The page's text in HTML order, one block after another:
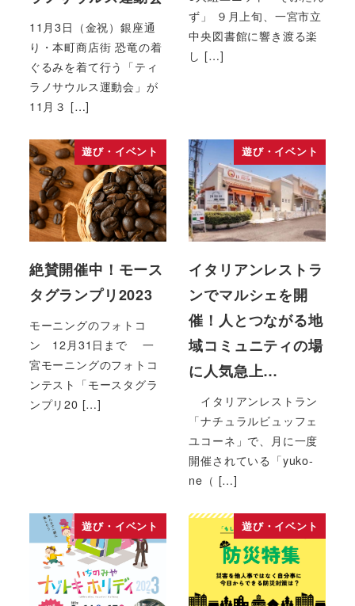
11月3日（金祝）銀座通
り・本町商店街 恐竜の着
ぐるみを着て行う「ティ
ラノサウルス運動会」が
11月３ […]
ず」 ９月上旬、一宮市立
中央図書館に響き渡る楽
し […]
遊び・イベント
絶賛開催中！モース
タグランプリ2023
モーニングのフォトコ
ン 12月31日まで 一
宮モーニングのフォトコ
ンテスト「モースタグラ
ンプリ20 […]
遊び・イベント
イタリアンレストラ
ンでマルシェを開
催！人とつながる地
域コミュニティの場
に人気急上…
イタリアンレストラン
「ナチュラルビュッフェ
ユコーネ」で、月に一度
開催されている「yuko-
ne（ […]
遊び・イベント 遊び・イベント